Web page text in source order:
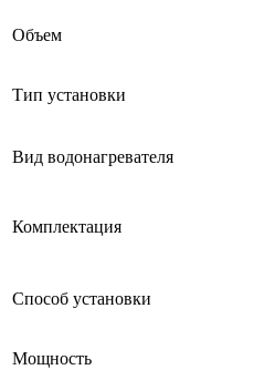
Объем
Тип установки
Вид водонагревателя
Комплектация
Способ установки
Мощность